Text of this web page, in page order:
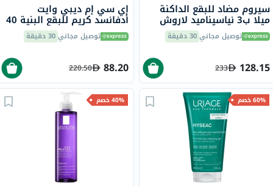
سيروم مضاد للبقع الداكنة
ميلا ب3 نياسيناميد لاروش
بوزيه، لجميع أنواع البشرة -
30 مل توصيل مجاني30 دقيقة
128.15
233
إي سي إم ديبي وايت
أدفانسد كريم للبقع البنية 40
مل توصيل مجاني30 دقيقة
88.20
220.50
60% خصم 40% خصم